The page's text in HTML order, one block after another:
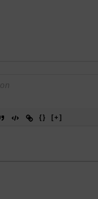
{} [+]